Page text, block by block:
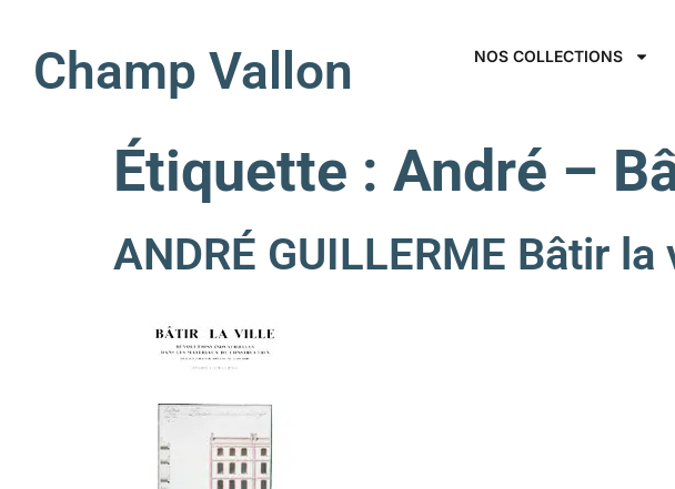
Champ Vallon NOS COLLECTIONS
Étiquette : André –
ANDRÉ GUILLERME Bâtir la